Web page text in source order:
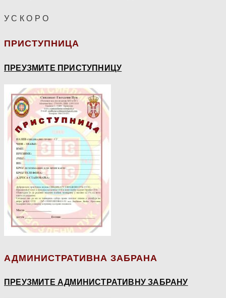
У С К О Р О
ПРИСТУПНИЦА
ПРЕУЗМИТЕ ПРИСТУПНИЦУ
АДМИНИСТРАТИВНА ЗАБРАНА
ПРЕУЗМИТЕ АДМИНИСТРАТИВНУ ЗАБРАНУ